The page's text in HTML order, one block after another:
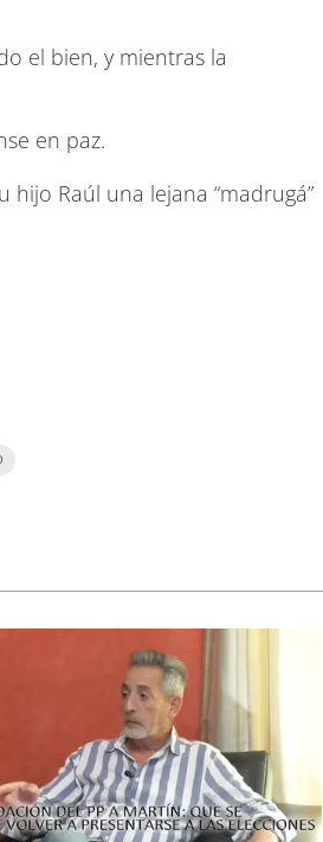
el bien, y mientras la
en paz.
Raúl una lejana “madrugá”